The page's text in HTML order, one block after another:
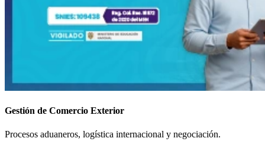
Gestión de Comercio Exterior
Procesos aduaneros, logística internacional y negociación.